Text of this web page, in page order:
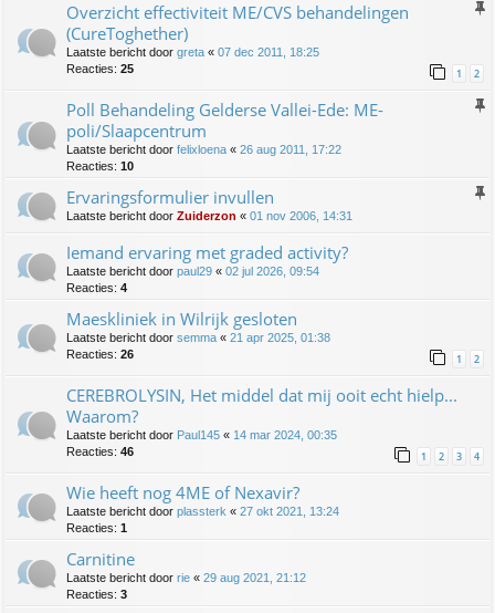
Overzicht effectiviteit ME/CVS behandelingen
(CureToghether)
Laatste bericht door greta « 07 dec 2011, 18:25
Reacties: 25 1 2
Poll Behandeling Gelderse Vallei-Ede: ME-
poli/Slaapcentrum
Laatste bericht door felixloena « 26 aug 2011, 17:22
Reacties: 10
Ervaringsformulier invullen
Laatste bericht door Zuiderzon « 01 nov 2006, 14:31
Iemand ervaring met graded activity?
Laatste bericht door paul29 « 02 jul 2026, 09:54
Reacties: 4
Maeskliniek in Wilrijk gesloten
Laatste bericht door semma « 21 apr 2025, 01:38
Reacties: 26 1 2
CEREBROLYSIN, Het middel dat mij ooit echt hielp...
Waarom?
Laatste bericht door Paul145 « 14 mar 2024, 00:35
Reacties: 46 1 2 3 4
Wie heeft nog 4ME of Nexavir?
Laatste bericht door plassterk « 27 okt 2021, 13:24
Reacties: 1
Carnitine
Laatste bericht door rie « 29 aug 2021, 21:12
Reacties: 3